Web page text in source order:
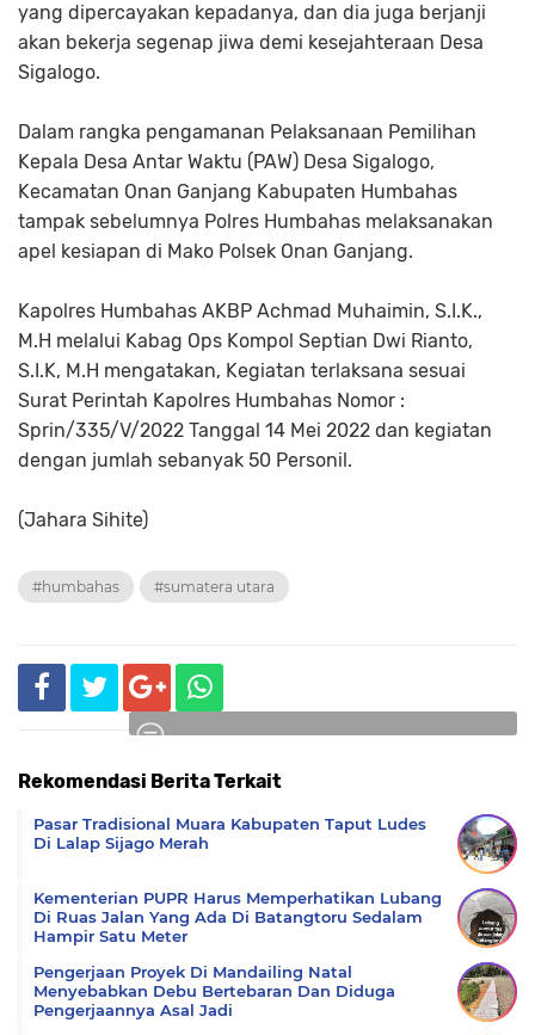
yang dipercayakan kepadanya, dan dia juga berjanji
akan bekerja segenap jiwa demi kesejahteraan Desa
Sigalogo.
Dalam rangka pengamanan Pelaksanaan Pemilihan
Kepala Desa Antar Waktu (PAW) Desa Sigalogo,
Kecamatan Onan Ganjang Kabupaten Humbahas
tampak sebelumnya Polres Humbahas melaksanakan
apel kesiapan di Mako Polsek Onan Ganjang.
Kapolres Humbahas AKBP Achmad Muhaimin, S.I.K.,
M.H melalui Kabag Ops Kompol Septian Dwi Rianto,
S.I.K, M.H mengatakan, Kegiatan terlaksana sesuai
Surat Perintah Kapolres Humbahas Nomor :
Sprin/335/V/2022 Tanggal 14 Mei 2022 dan kegiatan
dengan jumlah sebanyak 50 Personil.
(Jahara Sihite)
#humbahas #sumatera utara
Rekomendasi Berita Terkait
Pasar Tradisional Muara Kabupaten Taput Ludes
Di Lalap Sijago Merah
Kementerian PUPR Harus Memperhatikan Lubang
Di Ruas Jalan Yang Ada Di Batangtoru Sedalam
Hampir Satu Meter
Pengerjaan Proyek Di Mandailing Natal
Menyebabkan Debu Bertebaran Dan Diduga
Pengerjaannya Asal Jadi